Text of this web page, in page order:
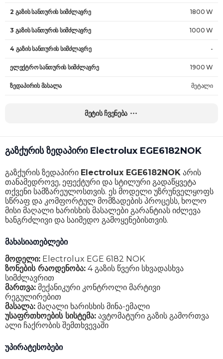
2 გაზის სანთურის სიმძლავრე 1800 W
3 გაზის სანთურის სიმძლავრე 1000 W
4 გაზის სანთურის სიმძლავრე -
ელექტრო სანთურის სიმძლავრე 1900 W
ზედაპირის მასალა მეტალი
წონა
გარანტია 24 თვე
მეტის ჩვენება
გაზქურის ზედაპირი Electrolux EGE6182NOK
გაზქურის ზედაპირი Electrolux EGE6182NOK არის
თანამედროვე, ეფექტური და სტილური გადაწყვეტა
თქვენი სამზარეულოსთვის. ეს მოდელი უზრუნველყოფს
სწრაფ და კომფორტულ მომზადების პროცესს, ხოლო
მისი მაღალი ხარისხის მასალები გარანტიას იძლევა
ხანგრძლივი და საიმედო გამოყენებისთვის.
მახასიათებლები
მოდელი: Electrolux EGE 6182 NOK
ზონების რაოდენობა: 4 გაზის წვერი სხვადასხვა
სიმძლავრით
მართვა: მექანიკური კონტროლი მარტივი
რეგულირებით
მასალა: მაღალი ხარისხის მინა-ემალი
უსაფრთხოების სისტემა: ავტომატური გაზის გამორთვა
ალი ჩაქრობის შემთხვევაში
უპირატესობები